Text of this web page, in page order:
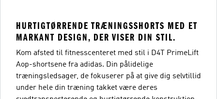
HURTIGTØRRENDE TRÆNINGSSHORTS MED ET
MARKANT DESIGN, DER VISER DIN STIL.
Kom afsted til fitnesscenteret med stil i D4T PrimeLift
Aop-shortsene fra adidas. Din pålidelige
træningsledsager, de fokuserer på at give dig selvtillid
under hele din træning takket være deres